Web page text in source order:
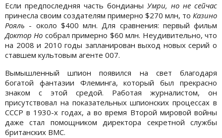
Если предпоследняя часть бондианы Умри, но не сейчас
принесла своим создателям примерно $270 млн, то Казино
Рояль - около $400 млн. Для сравнения: первый фильм
Доктор Но собрал примерно $60 млн. Неудивительно, что
на 2008 и 2010 годы запланирован выход новых серий о
ставшем культовым агенте 007.
Вымышленный шпион появился на свет благодаря
богатой фантазии Флеминга, который был прекрасно
знаком с этой средой. Работая журналистом, он
присутствовал на показательных шпионских процессах в
СССР в 1930-х годах, а во время Второй мировой войны
даже стал помощником директора секретной службы
британских ВМС.